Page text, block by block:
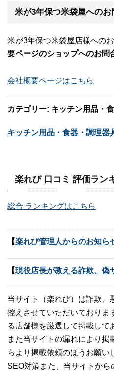
米が3年保つ米袋屋へのお
米が3年保つ米袋屋店様への
要ページのショップへのお問
会社概要ページはこちら
カテゴリー: キッチン用品・
キッチン用品・食器・調理器
楽れび 口コミ 評価ラン
総合 ランキングはこちら
【楽れび管理人からのお知
【現役店長が教える詐欺、偽
当サイト（楽れび）は詐欺、
控えさせていただいておりま
る店舗様を厳選して掲載して
また当サイトの漏れにより掲
らより掲載依頼のほうお願い
SEO対策また、当サイトか